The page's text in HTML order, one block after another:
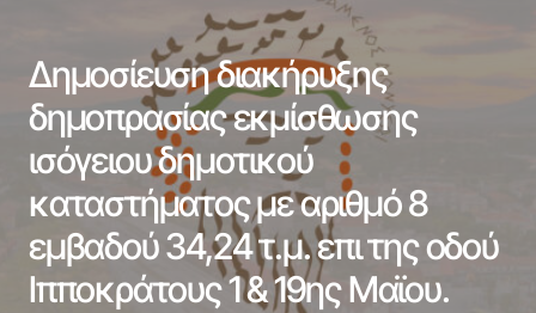
Δημοσίευση διακήρυξης
δημοπρασίας εκμίσθωσης
ισόγειου δημοτικού
καταστήματος με αριθμό 8
εμβαδού 34,24 τ.μ. επι της οδού
Ιπποκράτους 1 & 19ης Μαϊου.